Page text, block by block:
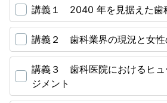
講義１ 2040 年を見据えた歯
講義２ 歯科業界の現況と女性
講義３ 歯科医院におけるヒュ
ジメント